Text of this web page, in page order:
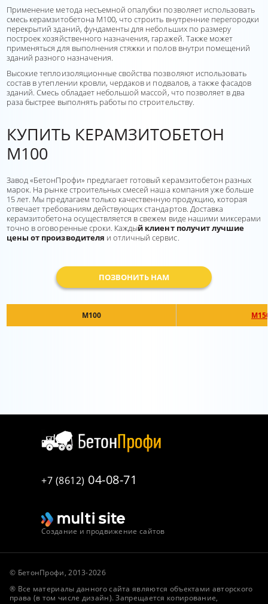
Применение метода несъемной опалубки позволяет использовать
смесь керамзитобетона М100, что строить внутренние перегородки
перекрытий зданий, фундаменты для небольших по размеру
построек хозяйственного назначения, гаражей. Также может
применяться для выполнения стяжки и полов внутри помещений
зданий разного назначения.
Высокие теплоизоляционные свойства позволяют использовать
состав в утеплении кровли, чердаков и подвалов, а также фасадов
зданий. Смесь обладает небольшой массой, что позволяет в два
раза быстрее выполнять работы по строительству.
КУПИТЬ КЕРАМЗИТОБЕТОН
М100
Завод «БетонПрофи» предлагает готовый керамзитобетон разных
марок. На рынке строительных смесей наша компания уже больше
15 лет. Мы предлагаем только качественную продукцию, которая
отвечает требованиям действующих стандартов. Доставка
керамзитобетона осуществляется в свежем виде нашими миксерами
точно в оговоренные сроки. Каждый клиент получит лучшие
цены от производителя и отличный сервис.
ПОЗВОНИТЬ НАМ
М100
+7 (8612) 04-08-71
Создание и продвижение сайтов
© БетонПрофи, 2013-2026
® Все материалы данного сайта являются объектами авторского
права (в том числе дизайн). Запрещается копирование,